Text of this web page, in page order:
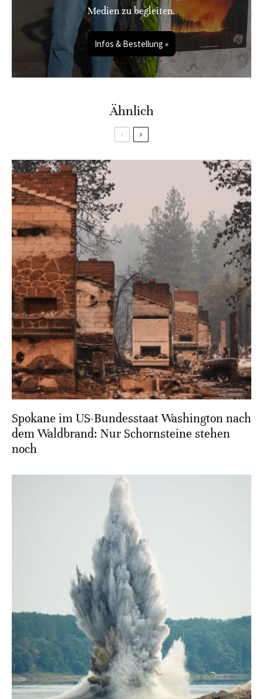
Medien zu begleiten.
Infos & Bestellung »
Ähnlich
Spokane im US-Bundesstaat Washington nach
dem Waldbrand: Nur Schornsteine stehen
noch